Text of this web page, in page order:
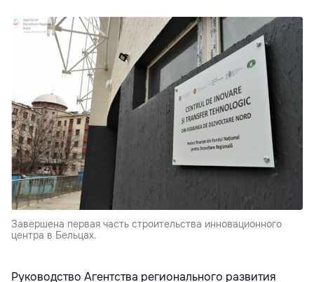
Завершена первая часть строительства инновационного
центра в Бельцах.
Руководство Агентства регионального развития